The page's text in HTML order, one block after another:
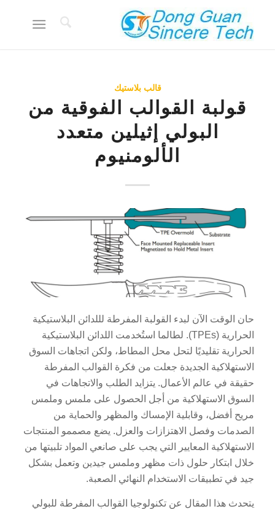
قالب بلاستيك
قولبة القوالب الفوقية من
البولي إثيلين متعدد
الألومنيوم
حان الوقت الآن لبدء القولبة المفرطة لللدائن البلاستيكية
الحرارية (TPEs). لطالما استُخدمت اللدائن البلاستيكية
الحرارية تقليديًا لتحل محل المطاط، ولكن اتجاهات السوق
الاستهلاكية الجديدة جعلت من فكرة القوالب المفرطة
حقيقة في عالم الأعمال. يتزايد الطلب والاتجاهات في
السوق الاستهلاكية من أجل الحصول على ملمس وملمس
مريح أفضل، وقابلية الإمساك والمظهر والحماية من
الصدمات وفصل الاهتزازات والعزل. يضع مصممو المنتجات
الاستهلاكية المعايير التي يجب على صانعي المواد تلبيتها من
خلال ابتكار حلول ذات مظهر وملمس جيدين وتعمل بشكل
جيد في تطبيقات الاستخدام النهائي الصعبة.
يتحدث هذا المقال عن تكنولوجيا القوالب المفرطة للبولي